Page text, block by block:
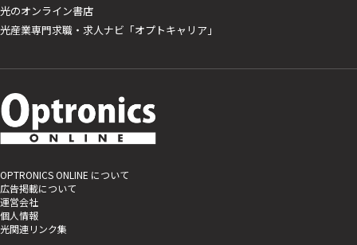
光のオンライン書店
光産業専門求職・求人ナビ「オプトキャリア」
OPTRONICS ONLINE について
広告掲載について
運営会社
個人情報
光関連リンク集